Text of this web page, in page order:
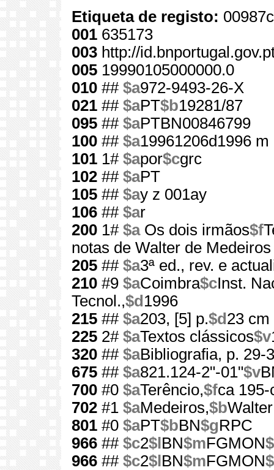
Etiqueta de registo:
001 635173
003 http://
005 19990105000000.0
010 ## $a972-9493-26-X
021 ## $aPT$b19281/87
095 ## $aPTBN00846799
100 ## $a19961206d1996
101 1# $apor$cgrc
102 ## $aPT
105 ## $ay z 001ay
106 ## $ar
200 1# $aOs dois irmãos$f
notas de Walter de Medeiros
205 ## $a3ª ed., rev. e
210 #9 $aCoimbra$cInst.
Tecnol.,$d 1996
215 ## $a203, [5] p.$d 23 cm
225 2# $aTextos clássicos$v
320 ## $aBibliografia, p. 29-
675 ## $a821.124-2"-01"$v
700 #0 $aTerêncio,$fca
702 #1 $aMedeiros,$b
801 #0 $aPT$bBN$gRPC
966 ## $c2$l BN$mFGMON
966 ## $c2$l BN$mFGMON